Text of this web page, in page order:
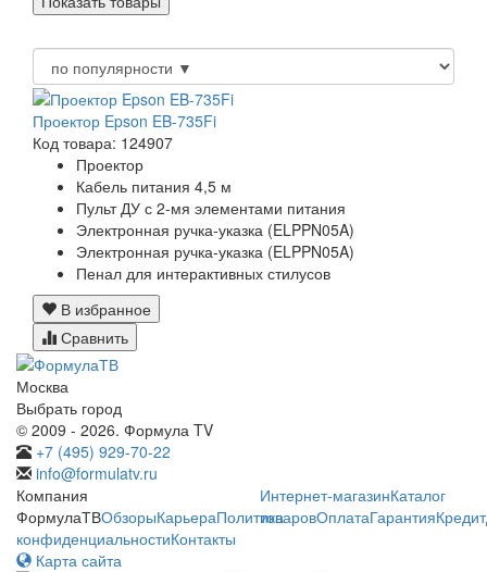
Проектор Epson EB-735Fi
Код товара: 124907
Проектор
Кабель питания 4,5 м
Пульт ДУ с 2-мя элементами питания
Электронная ручка-указка (ELPPN05A)
Электронная ручка-указка (ELPPN05A)
Пенал для интерактивных стилусов
В избранное
Сравнить
Москва
Выбрать город
© 2009 - 2026. Формула TV
+7 (495) 929-70-22
info@formulatv.ru
Компания
ФормулаТВОбзорыКарьераПолитика
конфиденциальностиКонтакты
Интернет-магазинКаталог
товаровОплатаГарантияКредит
Карта сайта